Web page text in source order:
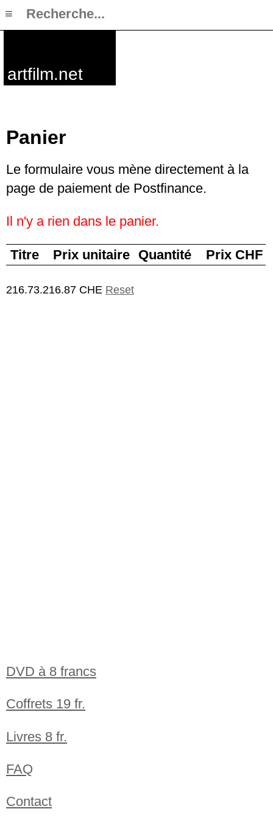
artfilm.net
Panier
Le formulaire vous mène directement à la
page de paiement de Postfinance.
Il n'y a rien dans le panier.
Titre Prix unitaire Quantité Prix CHF
216.73.216.87 CHE Reset
DVD à 8 francs
Coffrets 19 fr.
Livres 8 fr.
FAQ
Contact
≡